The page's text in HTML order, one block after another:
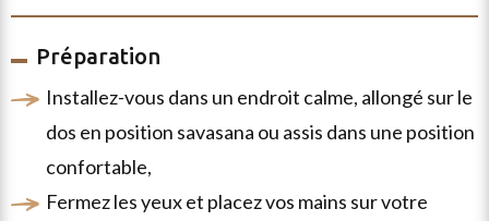
Préparation
installez-vous dans un endroit calme, allongé sur le
dos en position savasana ou assis dans une position
confortable,
fermez les yeux et placez vos mains sur votre